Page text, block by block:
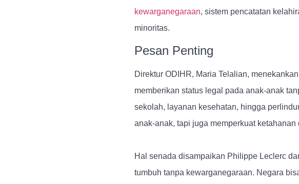
kewarganegaraan, sistem pencatatan
minoritas.
Pesan Penting
Direktur ODIHR, Maria Telalian,
memberikan status legal pada anak-anak
sekolah, layanan kesehatan, hingga
anak-anak, tapi juga memperkuat ketahanan
Hal senada disampaikan Philippe Leclerc
tumbuh tanpa kewarganegaraan. Negara